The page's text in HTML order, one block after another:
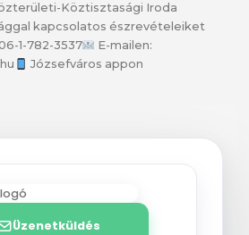
Köztisztasági Iroda
kapcsolatos észrevételeiket
1-782-3537
E-mailen:
Józsefváros appon
Üzenetküldés